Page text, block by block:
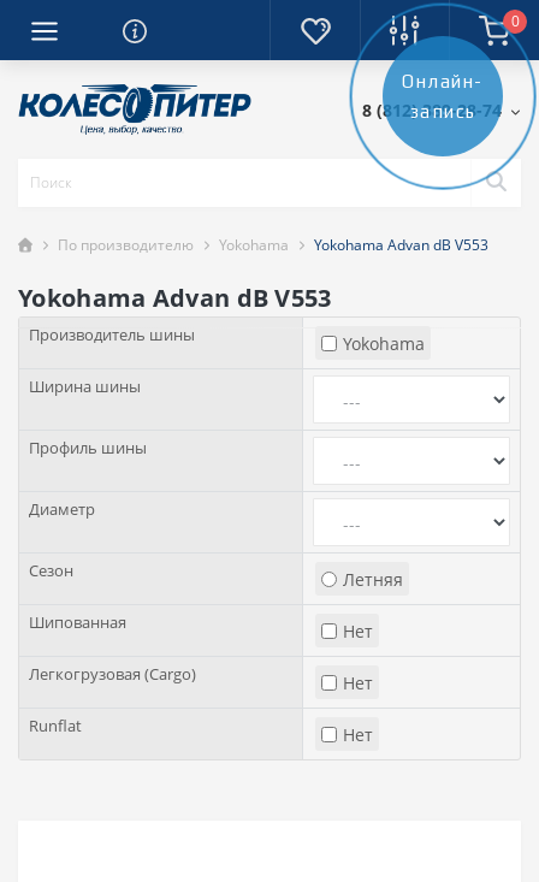
0
8 (812) 389-28-74
По производителю Yokohama Yokohama Advan dB V553
Yokohama Advan dB V553
Производитель шины Yokohama
Ширина шины
Профиль шины
Диаметр
Сезон Летняя
Шипованная Нет
Легкогрузовая (Cargo) Нет
Runflat Нет
Онлайн-
запись